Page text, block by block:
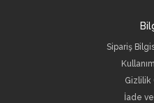
Sipariş
Gizlilik
İade